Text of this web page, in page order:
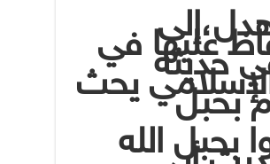
عليها في
حديثه
الإسلامي يحث
بحبل
بحبل الله